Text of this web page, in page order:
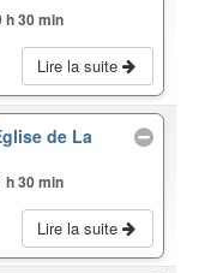
h 30 min
Lire la suite
de La
h 30 min
Lire la suite